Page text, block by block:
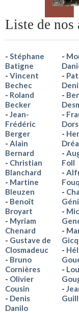
Liste de nos
Stéphane
Batigne
Vincent
Bechec
Roland
Becker
Jean-
Frédéric
Berger
Alain
Bernard
Christian
Blanchard
Martine
Bleuzen
Benoît
Broyart
Myriam
Chenard
Gustave de
Closmadeuc
Bruno
Cornières
Olivier
Cousin
Denis
Danilo
Foll